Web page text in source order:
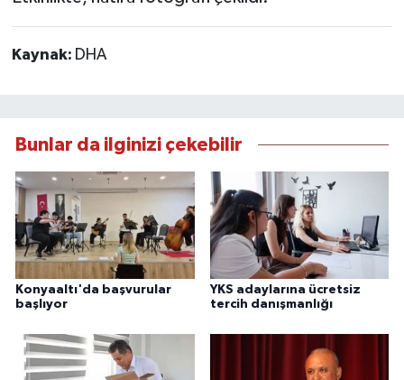
Kaynak: DHA
Bunlar da ilginizi çekebilir
Konyaaltı'da başvurular
başlıyor
YKS adaylarına ücretsiz
tercih danışmanlığı